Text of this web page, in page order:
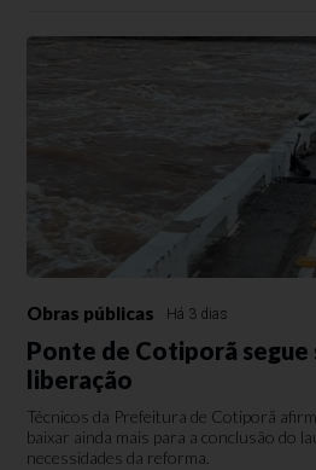
Obras públicas Há 3 dias
Ponte de Cotiporã segue
liberação
Técnicos da Prefeitura de Cotiporã
baixar ainda mais para a conclusão do
necessidades da reforma.